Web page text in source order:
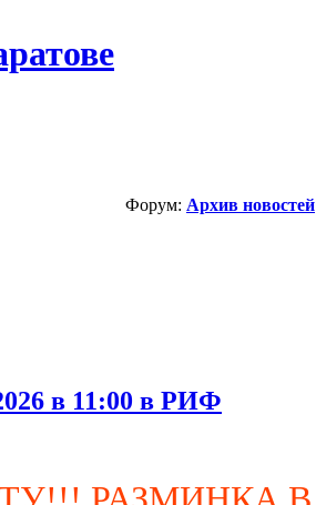
Форум: Архив новостей
в 11:00 в РИФ